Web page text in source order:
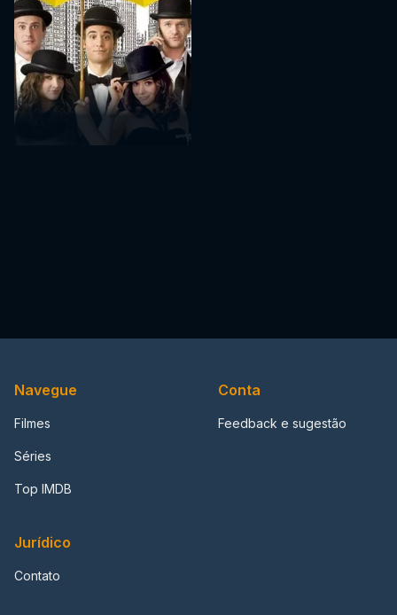
Navegue
Filmes
Séries
Top IMDB
Conta
Feedback e sugestão
Jurídico
Contato